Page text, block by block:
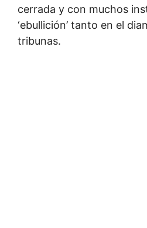
cerrada y con muchos
‘ebullición’ tanto en el
tribunas.